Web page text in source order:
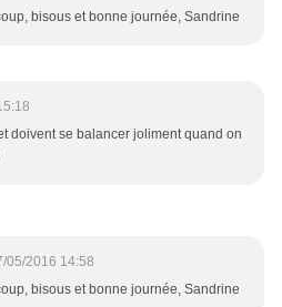
bisous et bonne journée, Sandrine
doivent se balancer joliment quand on
05/2016 14:58
bisous et bonne journée, Sandrine